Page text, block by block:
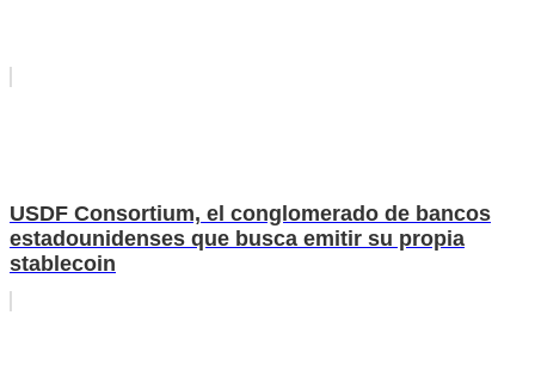
USDF Consortium, el conglomerado de bancos
estadounidenses que busca emitir su propia
stablecoin